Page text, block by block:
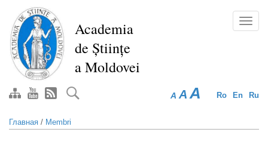
Перейти
основному
содержанию
Academia
de Științe
a Moldovei
Ro En Ru
A A A
Главная / Membri